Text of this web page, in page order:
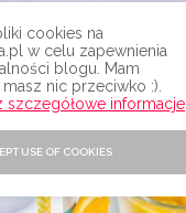
cookies na
w celu zapewnienia
blogu. Mam
nic przeciwko :).
szczegółowe informacje
USE OF COOKIES